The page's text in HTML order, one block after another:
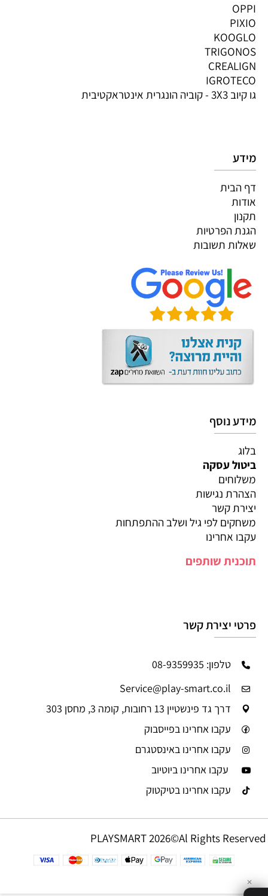
OPPI
PIXIO
KOOGLO
TRIGONOS
CREALIGN
IGROTECO
גו קיוב 3X3 - קוביה הונגרית אינטראקטיבית
מידע
דף הבית
אודות
תקנון
הגנת הפרטיות
שאלות תשובות
מידע נוסף
בלוג
ביטול עסקה
משלוחים
הצהרת נגישות
יצירת קשר
משחקים לפי גיל ושלב ההתפתחות
עקבו אחרינו
תוכנית שותפים
פרטי יצירת קשר
טלפון: 08-9359935
Service@play-smart.co.il
דרך גד פינשטיין 13 רחובות, קומה 3, מחסן 303
עקבו אחרינו בפייסבוק
עקבו אחרינו באינסטגרם
עקבו אחרינו ביוטיוב
עקבו אחרינו בטיקטוק
PLAYSMART 2026©Al Rights Reserved
✕